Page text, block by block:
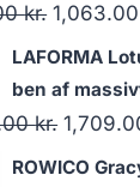
kr. 1,063.00
LAFORMA
ben af
kr.
ROWICO